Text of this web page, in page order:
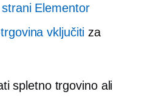
Elementor
vključiti za
spletno trgovino ali